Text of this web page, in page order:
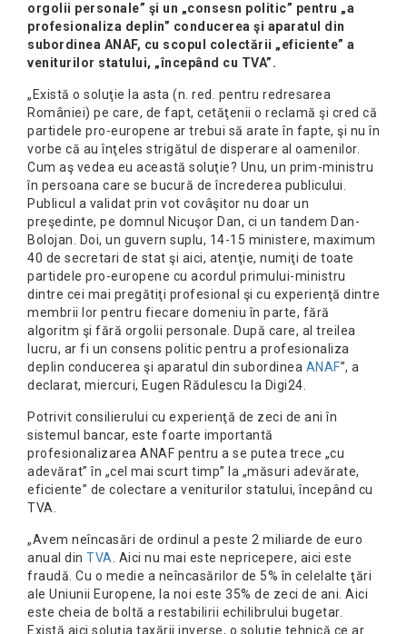
orgolii personale” şi un „consesn politic” pentru „a
profesionaliza deplin” conducerea şi aparatul din
subordinea ANAF, cu scopul colectării „eficiente” a
veniturilor statului, „începând cu TVA”.
„Există o soluţie la asta (n. red. pentru redresarea
României) pe care, de fapt, cetăţenii o reclamă şi cred că
partidele pro-europene ar trebui să arate în fapte, şi nu în
vorbe că au înţeles strigătul de disperare al oamenilor.
Cum aş vedea eu această soluţie? Unu, un prim-ministru
în persoana care se bucură de încrederea publicului.
Publicul a validat prin vot covâşitor nu doar un
preşedinte, pe domnul Nicuşor Dan, ci un tandem Dan-
Bolojan. Doi, un guvern suplu, 14-15 ministere, maximum
40 de secretari de stat şi aici, atenţie, numiţi de toate
partidele pro-europene cu acordul primului-ministru
dintre cei mai pregătiţi profesional şi cu experienţă dintre
membrii lor pentru fiecare domeniu în parte, fără
algoritm şi fără orgolii personale. După care, al treilea
lucru, ar fi un consens politic pentru a profesionaliza
deplin conducerea şi aparatul din subordinea ANAF”, a
declarat, miercuri, Eugen Rădulescu la Digi24.
Potrivit consilierului cu experienţă de zeci de ani în
sistemul bancar, este foarte importantă
profesionalizarea ANAF pentru a se putea trece „cu
adevărat” în „cel mai scurt timp” la „măsuri adevărate,
eficiente” de colectare a veniturilor statului, începând cu
TVA.
„Avem neîncasări de ordinul a peste 2 miliarde de euro
anual din TVA . Aici nu mai este nepricepere, aici este
fraudă. Cu o medie a neîncasărilor de 5% în celelalte ţări
ale Uniunii Europene, la noi este 35% de zeci de ani. Aici
este cheia de boltă a restabilirii echilibrului bugetar.
Există aici soluţia taxării inverse, o soluţie tehnică ce ar